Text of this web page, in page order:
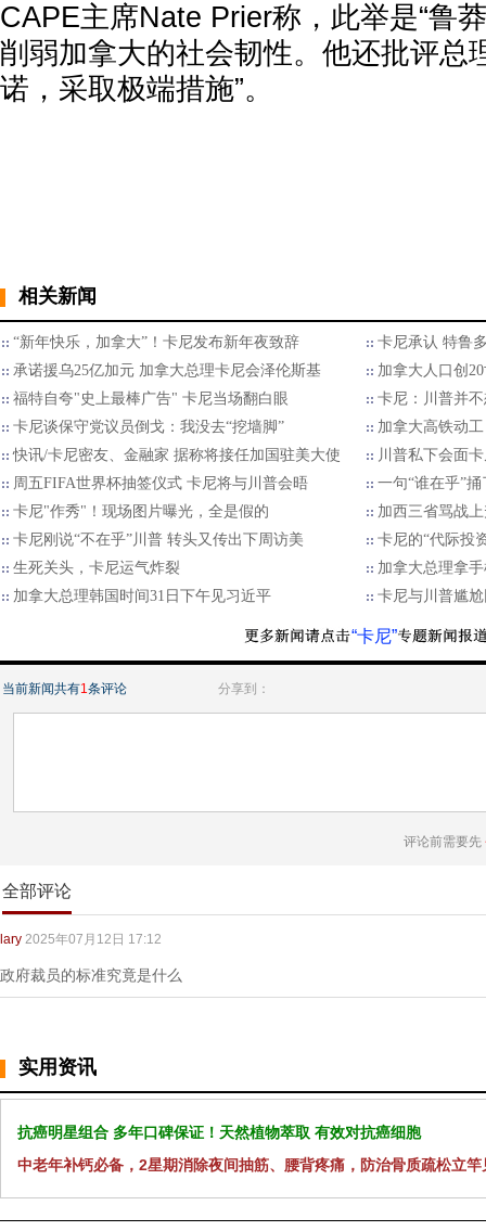
CAPE主席Nate Prier称，此举是“鲁
削弱加拿大的社会韧性。他还批评总
诺，采取极端措施”。
相关新闻
“新年快乐，加拿大”！卡尼发布新年夜致辞
卡尼承认 特鲁
承诺援乌25亿加元 加拿大总理卡尼会泽伦斯基
加拿大人口创
福特自夸"史上最棒广告" 卡尼当场翻白眼
卡尼：川普并
卡尼谈保守党议员倒戈：我没去“挖墙脚”
加拿大高铁动工
快讯/卡尼密友、金融家 据称将接任加国驻美大使
川普私下会面
周五FIFA世界杯抽签仪式 卡尼将与川普会晤
一句“谁在乎”
卡尼"作秀"！现场图片曝光，全是假的
加西三省骂战
卡尼刚说“不在乎”川普 转头又传出下周访美
卡尼的“代际投
生死关头，卡尼运气炸裂
加拿大总理拿
加拿大总理韩国时间31日下午见习近平
卡尼与川普尴
“卡尼”
当前新闻共有1条评论 分享到：
评论前需要先
全部评论
lary 2025年07月12日 17:12
政府裁员的标准究竟是什么
实用资讯
抗癌明星组合 多年口碑保证！天然植物萃取 有效对抗癌细胞
中老年补钙必备，2星期消除夜间抽筋、腰背疼痛，防治骨质疏松立竿